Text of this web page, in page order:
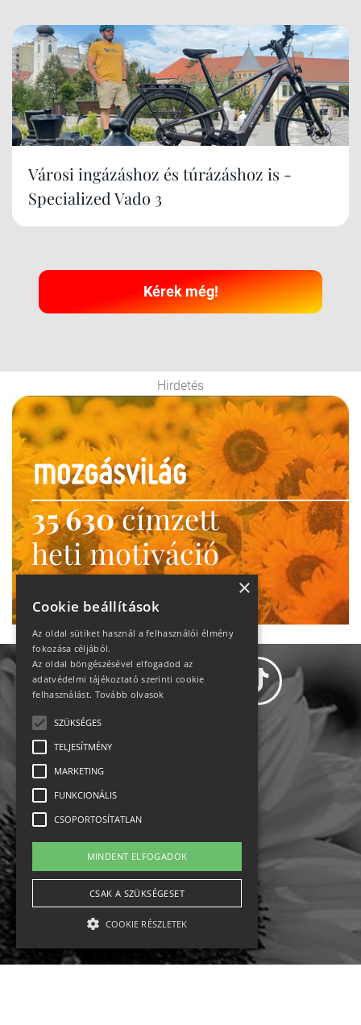
Városi ingázáshoz és túrázáshoz is -
Specialized Vado 3
Kérek még!
Hirdetés
35 630címzett
heti motiváció
Ne maradj le!
Impresszum-kapcsolat
Jogi nyilatkozat
Rólunk
English
×
Cookie beállítások
Az oldal sütiket használ a felhasználói élmény
fokozása céljából.
Az oldal böngészésével elfogadod az
adatvédelmi tájékoztató szerinti cookie
felhasználást. Tovább olvasok
SZÜKSÉGES
TELJESÍTMÉNY
MARKETING
FUNKCIONÁLIS
CSOPORTOSÍTATLAN
MINDENT ELFOGADOK
CSAK A SZÜKSÉGESET
COOKIE RÉSZLETEK